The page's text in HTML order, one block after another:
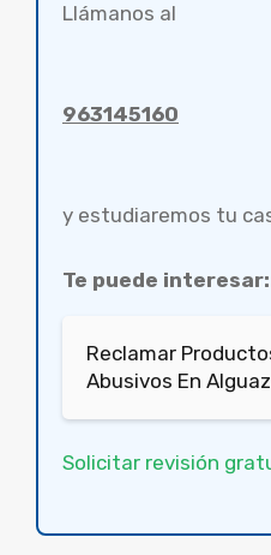
Llámanos al
963145160
y estudiaremos tu
Te puede interesar:
Reclamar
Abusivos En
Solicitar revisión